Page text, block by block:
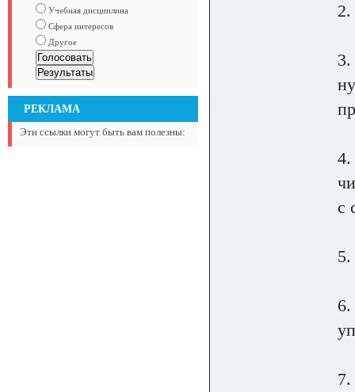
Учебная дисциплина
Сфера интересов
Другое
РЕКЛАМА
Эти ссылки могут быть вам полезны:
3.
4.
с